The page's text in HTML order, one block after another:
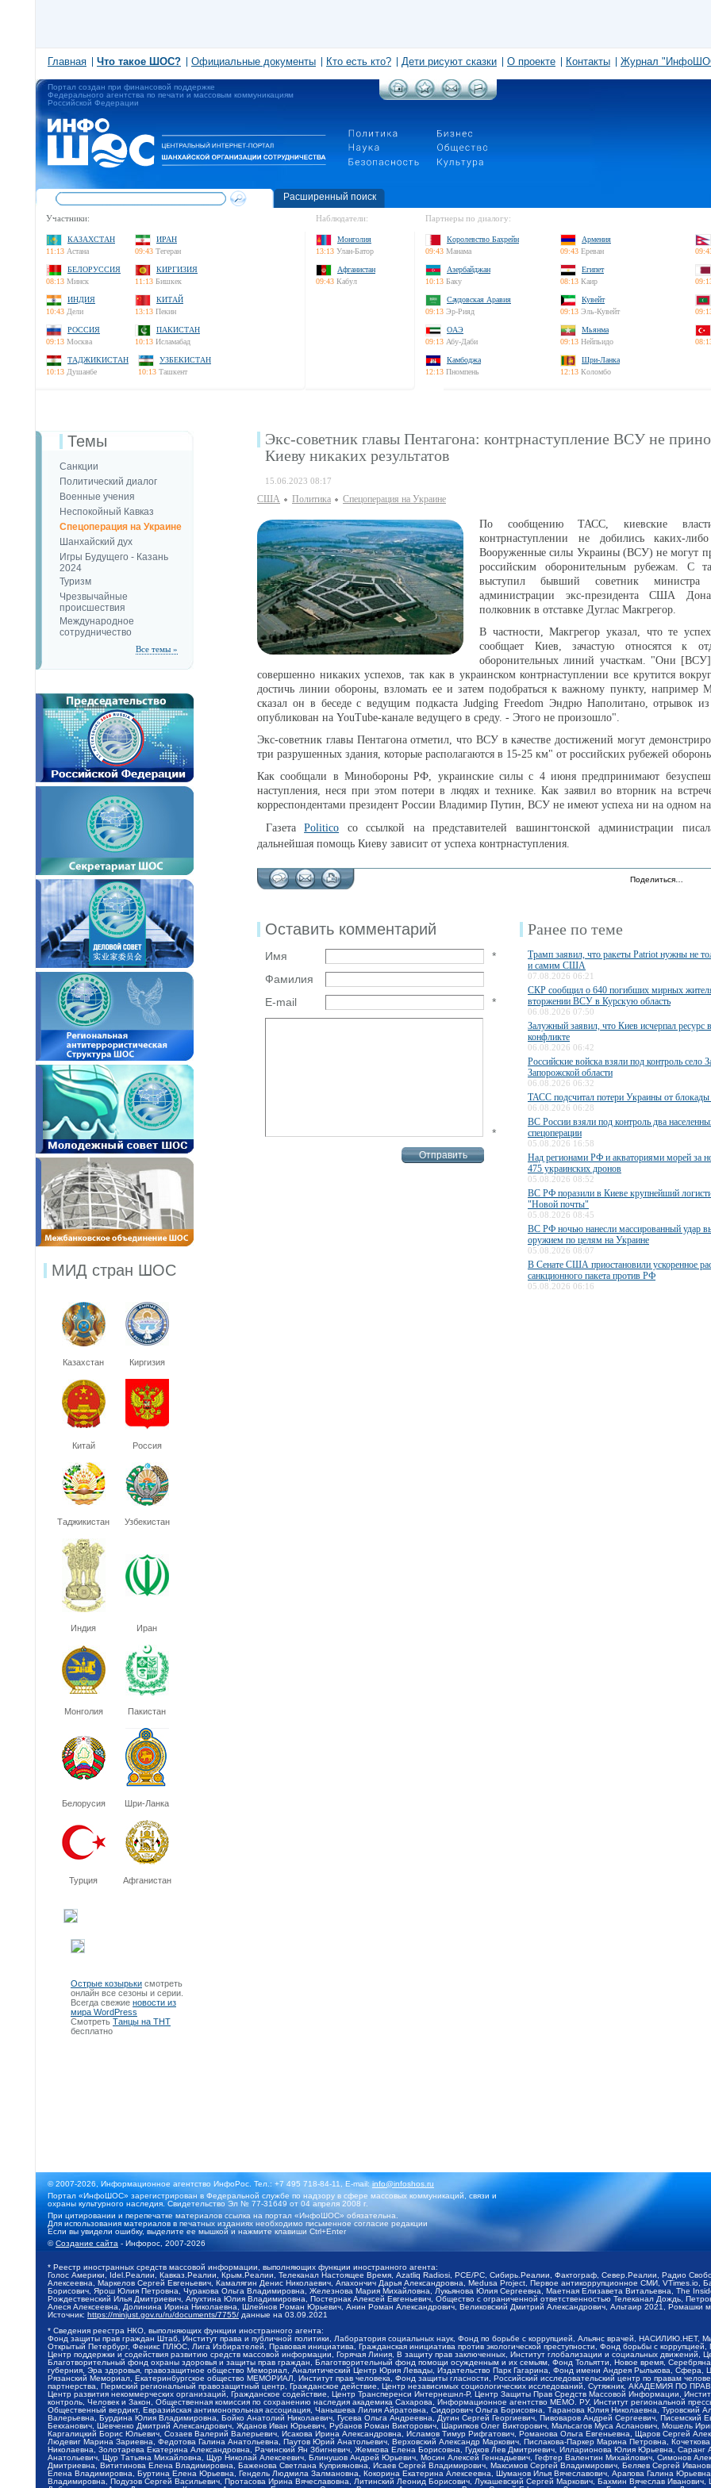
Главная Что такое ШОС? Официальные документы Кто есть кто? Дети рисуют сказки О проекте Контакты Журнал
Портал создан при финансовой поддержке
Федерального агентства по печати и массовым коммуникациям
Российской Федерации
Расширенный поиск
Участники:
КАЗАХСТАН
11:13 Астана
ИРАН
09:43 Тегеран
БЕЛОРУССИЯ
08:13 Минск
КИРГИЗИЯ
11:13 Бишкек
ИНДИЯ
10:43 Дели
КИТАЙ
13:13 Пекин
РОССИЯ
09:13 Москва
ПАКИСТАН
10:13 Исламабад
ТАДЖИКИСТАН
10:13 Душанбе
УЗБЕКИСТАН
10:13 Ташкент
Наблюдатели:
Монголия
13:13 Улан-Батор
Афганистан
09:43 Кабул
Партнеры по диалогу:
Королевство Бахрейн
09:43 Манама
Армения
09:43 Ереван
Азербайджан
10:13 Баку
Египет
08:13 Каир
Саудовская Аравия
09:13 Эр-Рияд
Кувейт
09:13 Эль-Кувейт
ОАЭ
09:13 Абу-Даби
Мьянма
09:13 Нейпьидо
Камбоджа
12:13 Пномпень
Шри-Ланка
12:13 Коломбо
Темы
Санкции
Политический диалог
Военные учения
Неспокойный Кавказ
Спецоперация на Украине
Шанхайский дух
Игры Будущего - Казань
2024
Туризм
Чрезвычайные
происшествия
Международное
сотрудничество
Все темы »
МИД стран ШОС
Казахстан Киргизия
Китай Россия
Таджикистан Узбекистан
Индия Иран
Монголия Пакистан
Белорусия Шри-Ланка
Турция Афганистан
Острые козырьки смотреть
онлайн все сезоны и серии.
Всегда свежие новости из
мира WordPress
Смотреть Танцы на ТНТ
бесплатно
Экс-советник главы Пентагона: контрнаступление ВСУ не
Киеву никаких результатов
15.06.2023 08:17
США Политика Спецоперация на Украине
По сообщению ТАСС, киевские
контрнаступлении не добились каких-либо
Вооруженные силы Украины (ВСУ) не могут
российским оборонительным рубежам. С
выступил бывший советник
администрации экс-президента США
полковник в отставке Дуглас Макгрегор.
В частности, Макгрегор указал, что те
сообщает Киев, зачастую относятся к
оборонительных линий участкам. "Они
совершенно никаких успехов, так как в украинском контрнаступлении все крутится
достичь линии обороны, взломать ее и затем подобраться к важному пункту, например
сказал он в беседе с ведущим подкаста Judging Freedom Эндрю Наполитано, отрывок
опубликован на YouTube-канале ведущего в среду. - Этого не произошло".
Экс-советник главы Пентагона отметил, что ВСУ в качестве достижений могут
три разрушенных здания, которые располагаются в 15-25 км" от российских рубежей
Как сообщали в Минобороны РФ, украинские силы с 4 июня предпринимают
наступления, неся при этом потери в людях и технике. Как заявил во вторник на
корреспондентами президент России Владимир Путин, ВСУ не имеют успеха ни на одном
ГазетаPolitico со ссылкой на представителей вашингтонской администрации
дальнейшая помощь Киеву зависит от успеха контрнаступления.
Поделиться…
Оставить комментарий
Имя
*
Фамилия
E-mail
*
*
Ранее по теме
Трамп заявил, что ракеты Patriot нужны не
и самим США
07.08.2026 06:21
СКР сообщил о 640 погибших мирных
вторжении ВСУ в Курскую область
06.08.2026 07:50
Залужный заявил, что Киев исчерпал ресурс
конфликте
06.08.2026 06:42
Российские войска взяли под контроль село
Запорожской области
06.08.2026 06:32
ТАСС подсчитал потери Украины от блокады
06.08.2026 06:28
ВС России взяли под контроль два
спецоперации
05.08.2026 16:58
Над регионами РФ и акваториями морей за
475 украинских дронов
05.08.2026 08:52
ВС РФ поразили в Киеве крупнейший
"Новой почты"
05.08.2026 08:45
ВС РФ ночью нанесли массированный удар
оружием по целям на Украине
05.08.2026 08:07
В Сенате США приостановили ускоренное
санкционного пакета против РФ
05.08.2026 06:16
© 2007-2026, Информационное агентство ИнфоРос. Тел.: +7 495 718-84-11, E-mail:info@infoshos.ru
Портал «ИнфоШОС» зарегистрирован в Федеральной службе по надзору в сфере массовых коммуникаций, связи и
охраны культурного наследия. Свидетельство Эл № 77-31649 от 04 апреля 2008 г.
При цитировании и перепечатке материалов ссылка на портал «ИнфоШОС» обязательна.
Для использования материалов в печатных изданиях необходимо письменное согласие редакции
Если вы увидели ошибку, выделите ее мышкой и нажмите клавиши Ctrl+Enter
©Создание сайта - Инфорос, 2007-2026
* Реестр иностранных средств массовой информации, выполняющих функции иностранного агента:
Голос Америки, Idel.Реалии, Кавказ.Реалии, Крым.Реалии, Телеканал Настоящее Время, Azatliq Radiosi, PCE/PC, Сибирь.Реалии, Фактограф, Север.Реалии, Радио
Алексеевна, Маркелов Сергей Евгеньевич, Камалягин Денис Николаевич, Апахончич Дарья Александровна, Medusa Project, Первое антикоррупционное СМИ,
Борисович, Ярош Юлия Петровна, Чуракова Ольга Владимировна, Железнова Мария Михайловна, Лукьянова Юлия Сергеевна, Маетная Елизавета Витальевна, The
Рождественский Илья Дмитриевич, Апухтина Юлия Владимировна, Постернак Алексей Евгеньевич, Общество с ограниченной ответственностью Телеканал Дождь,
Алеся Алексеевна, Долинина Ирина Николаевна, Шлейнов Роман Юрьевич, Анин Роман Александрович, Великовский Дмитрий Александрович, Альтаир 2021, Ромашки
Источник: https://minjust.gov.ru/ru/documents/7755/ данные на 03.09.2021
* Сведения реестра НКО, выполняющих функции иностранного агента:
Фонд защиты прав граждан Штаб, Институт права и публичной политики, Лаборатория социальных наук, Фонд по борьбе с коррупцией, Альянс врачей,
Открытый Петербург, Феникс ПЛЮС, Лига Избирателей, Правовая инициатива, Гражданская инициатива против экологической преступности, Фонд борьбы с
Центр поддержки и содействия развитию средств массовой информации, Горячая Линия, В защиту прав заключенных, Институт глобализации и социальных
Благотворительный фонд охраны здоровья и защиты прав граждан, Благотворительный фонд помощи осужденным и их семьям, Фонд Тольятти, Новое время,
губерния, Эра здоровья, правозащитное общество Мемориал, Аналитический Центр Юрия Левады, Издательство Парк Гагарина, Фонд имени Андрея Рылькова,
Рязанский Мемориал, Екатеринбургское общество МЕМОРИАЛ, Институт прав человека, Фонд защиты гласности, Российский исследовательский центр по правам
партнерства, Пермский региональный правозащитный центр, Гражданское действие, Центр независимых социологических исследований, Сутяжник, АКАДЕМИЯ ПО
Центр развития некоммерческих организаций, Гражданское содействие, Центр Трансперенси Интернешнл-Р, Центр Защиты Прав Средств Массовой Информации,
контроль, Человек и Закон, Общественная комиссия по сохранению наследия академика Сахарова, Информационное агентство МЕМО. РУ, Институт региональной
Общественный вердикт, Евразийская антимонопольная ассоциация, Чанышева Лилия Айратовна, Сидорович Ольга Борисовна, Таранова Юлия Николаевна, Туровский
Валерьевна, Бурдина Юлия Владимировна, Бойко Анатолий Николаевич, Гусева Ольга Андреевна, Дугин Сергей Георгиевич, Пивоваров Андрей Сергеевич, Писемский
Бекханович, Шевченко Дмитрий Александрович, Жданов Иван Юрьевич, Рубанов Роман Викторович, Шарипков Олег Викторович, Мальсагов Муса Асланович, Мошель
Каргалицкий Борис Юльевич, Созаев Валерий Валерьевич, Исакова Ирина Александровна, Исламов Тимур Рифгатович, Романова Ольга Евгеньевна, Щаров Сергей
Людевиг Марина Зариевна, Федотова Галина Анатольевна, Паутов Юрий Анатольевич, Верховский Александр Маркович, Пислакова-Паркер Марина Петровна,
Николаевна, Золотарева Екатерина Александровна, Рачинский Ян Збигневич, Жемкова Елена Борисовна, Гудков Лев Дмитриевич, Илларионова Юлия Юрьевна,
Анатольевич, Щур Татьяна Михайловна, Щур Николай Алексеевич, Блинушов Андрей Юрьевич, Мосин Алексей Геннадьевич, Гефтер Валентин Михайлович, Симонов
Дмитриевна, Вититинова Елена Владимировна, Баженова Светлана Куприяновна, Исаев Сергей Владимирович, Максимов Сергей Владимирович, Беляев Сергей
Елена Владимировна, Буртина Елена Юрьевна, Гендель Людмила Залмановна, Кокорина Екатерина Алексеевна, Шуманов Илья Вячеславович, Арапова Галина
Владимировна, Подузов Сергей Васильевич, Протасова Ирина Вячеславовна, Литинский Леонид Борисович, Лукашевский Сергей Маркович, Бахмин Вячеслав